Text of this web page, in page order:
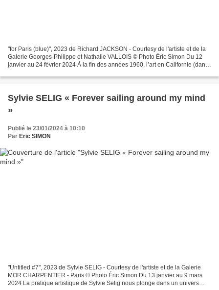
"for Paris (blue)", 2023 de Richard JACKSON - Courtesy de l'artiste et de la
Galerie Georges-Philippe et Nathalie VALLOIS © Photo Éric Simon Du 12
janvier au 24 février 2024 À la fin des années 1960, l’art en Californie (dans
Sylvie SELIG « Forever sailing around my mind
»
Publié le 23/01/2024 à 10:10
Par Eric SIMON
"Untitled #7", 2023 de Sylvie SELIG - Courtesy de l'artiste et de la Galerie
MOR CHARPENTIER - Paris © Photo Éric Simon Du 13 janvier au 9 mars
2024 La pratique artistique de Sylvie Selig nous plonge dans un univers